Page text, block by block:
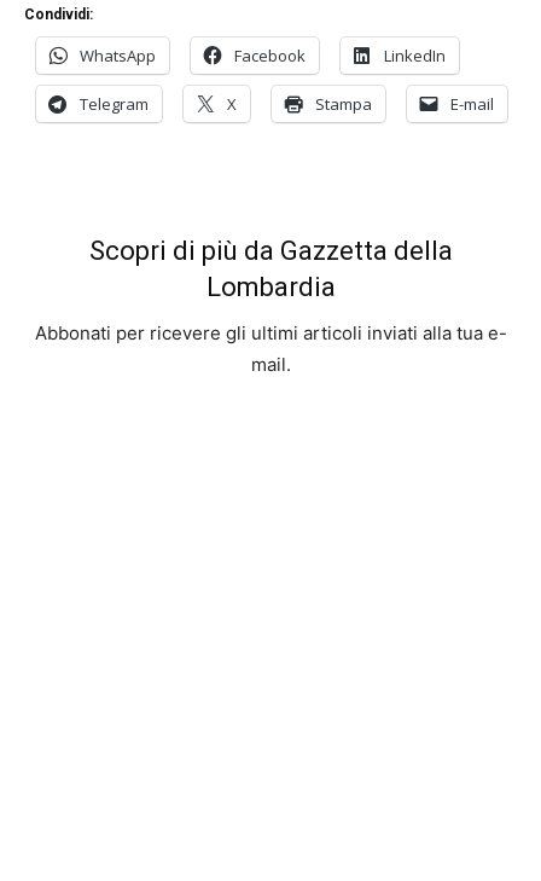
Condividi:
WhatsApp Facebook LinkedIn
Telegram X Stampa E-mail
Scopri di più da Gazzetta della
Lombardia
Abbonati per ricevere gli ultimi articoli inviati alla tua e-
mail.